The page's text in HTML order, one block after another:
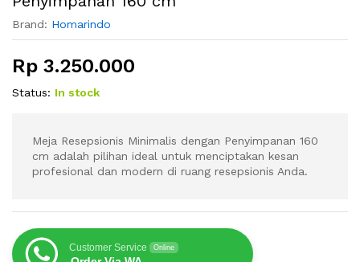
Brand: Homarindo
Rp 3.250.000
Status: In stock
Meja Resepsionis Minimalis dengan Penyimpanan 160
cm adalah pilihan ideal untuk menciptakan kesan
profesional dan modern di ruang resepsionis Anda.
Customer Service Online